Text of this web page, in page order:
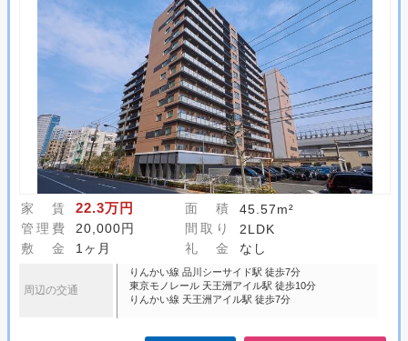
家 賃 22.3万円 面 積
45.57m²
管理費
20,000円 間取り
2LDK
敷 金
1ヶ月 礼 金 なし
周辺の交通
りんかい線 品川シーサイド駅 徒歩7分
東京モノレール 天王洲アイル駅 徒歩10分
りんかい線 天王洲アイル駅 徒歩7分